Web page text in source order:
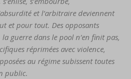
et l’arbitraire deviennent
et pour tout. Des opposants
la guerre dans le pool n’en finit pas,
réprimées avec violence,
au régime subissent toutes
public.